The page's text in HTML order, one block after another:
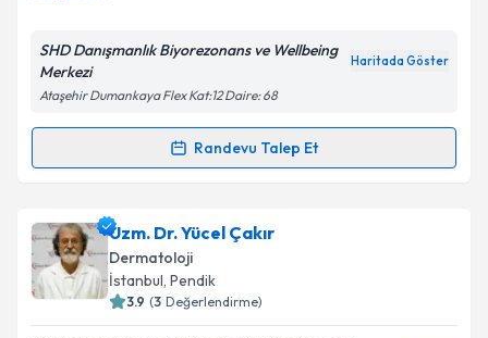
Kişisel verilerimin işlenmesine ilişkinAydınlatma
'ni okudum ve kişisel verilerimin belirtilen
kapsamda işlenmesini kabul ediyorum.
Takvim Talebini Gönder
SHD Danışmanlık Biyorezonans ve Wellbeing
Merkezi
Haritada Göster
Ataşehir Dumankaya Flex Kat:12 Daire: 68
Randevu Talep Et
Randevu Takvimi Talebi
Uzm. Dr. Vildan Şengöziçin randevu takvimi talebi
oluşturun. Size bu uzmandan randevu almanız için bir
takvim hazırlandığında e-posta ile bilgilendireceğiz.
Uzm. Dr. Yücel Çakır
Dermatoloji
İstanbul, Pendik
3.9 (3 Değerlendirme)